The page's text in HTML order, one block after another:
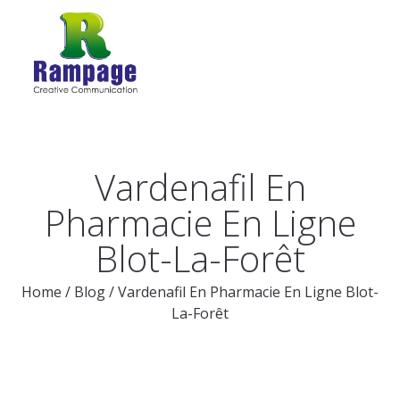
Vardenafil En
Pharmacie En Ligne
Blot-La-Forêt
Home / Blog/Vardenafil En Pharmacie En Ligne Blot-
La-Forêt